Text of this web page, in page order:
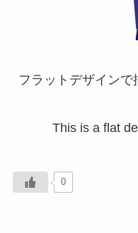
フラットデザインで
This is a flat
0